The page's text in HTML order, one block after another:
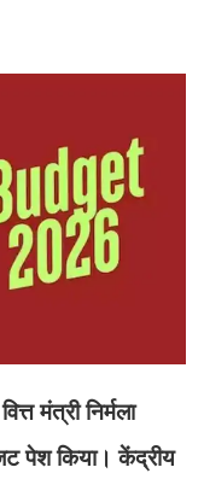
मंत्री निर्मला
पेश किया। केंद्रीय